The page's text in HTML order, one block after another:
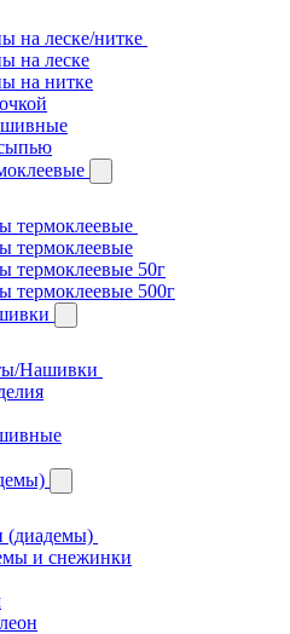
на леске/нитке
на леске
на нитке
термоклеевые
термоклеевые
термоклеевые 50г
термоклеевые 500г
Нашивки
(диадемы)
и снежинки